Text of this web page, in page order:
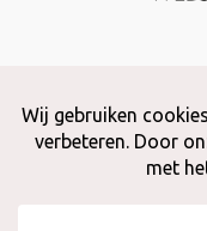
Adax BV - 0032 (0)50 66